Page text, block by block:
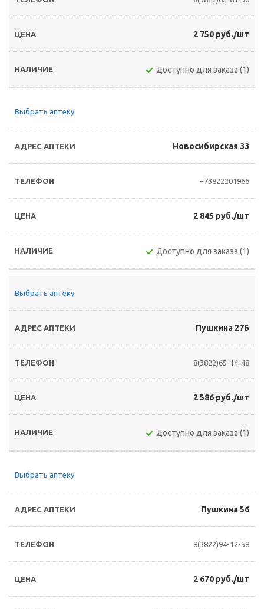
2 750 руб./шт
Доступно для заказа (1)
Выбрать аптеку
Новосибирская 33
+73822201966
2 845 руб./шт
Доступно для заказа (1)
Выбрать аптеку
Пушкина 27Б
8(3822)65-14-48
2 586 руб./шт
Доступно для заказа (1)
Выбрать аптеку
Пушкина 56
8(3822)94-12-58
2 670 руб./шт